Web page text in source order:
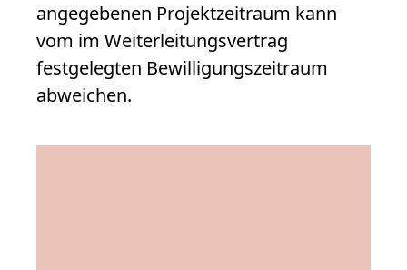
angegebenen Projektzeitraum kann
vom im Weiterleitungsvertrag
festgelegten Bewilligungszeitraum
abweichen.